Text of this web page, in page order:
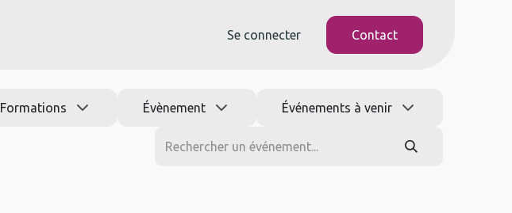
Se connecter Contact
Formations Évènement Événements à venir